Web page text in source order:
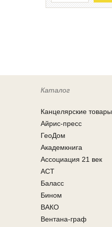
Каталог
Канцелярcкие товары
Айрис-пресс
ГеоДом
Академкнига
Ассоциация 21 век
АСТ
Баласс
Бином
ВАКО
Вентана-граф